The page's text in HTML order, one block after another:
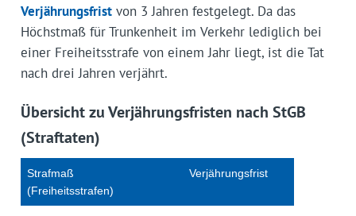
Verjährungsfristvon 3 Jahren festgelegt. Da das
Höchstmaß für Trunkenheit im Verkehr lediglich bei
einer Freiheitsstrafe von einem Jahr liegt, ist die Tat
nach drei Jahren verjährt.
Übersicht zu Verjährungsfristen nach StGB
(Straftaten)
Strafmaß
(Freiheitsstrafen)
Verjährungsfrist